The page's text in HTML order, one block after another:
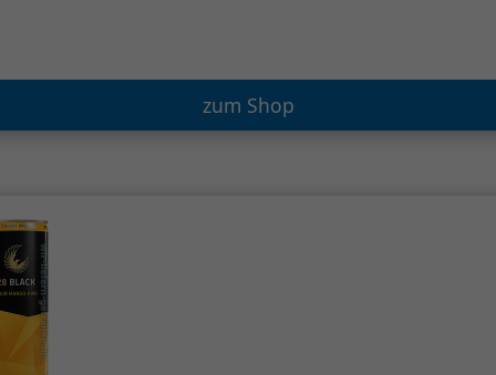
zum Shop